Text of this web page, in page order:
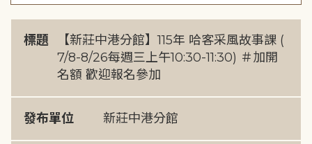
標題
【新莊中港分館】115年 哈客采風故事課 (
7/8-8/26每週三上午10:30-11:30) ＃加開
名額 歡迎報名參加
發布單位 新莊中港分館